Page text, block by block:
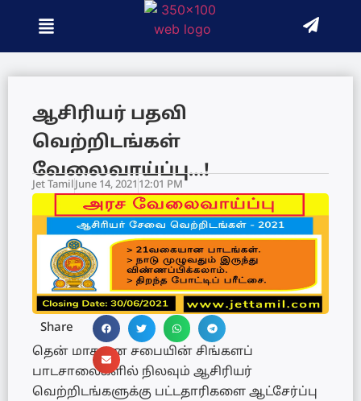
ஆசிரியர் பதவி
வெற்றிடங்கள்
வேலைவாய்ப்பு…!
Jet Tamil June 14, 2021 12:01 PM
Share
தென் மாகாண சபையின் சிங்களப்
பாடசாலைகளில் நிலவும் ஆசிரியர்
வெற்றிடங்களுக்கு பட்டதாரிகளை ஆட்சேர்ப்பு